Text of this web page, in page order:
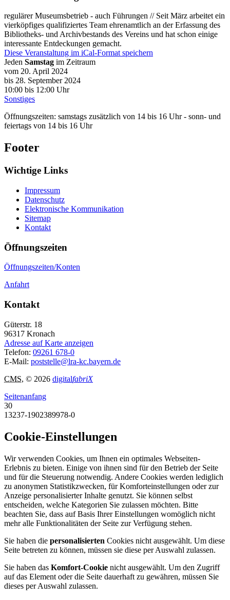
regulärer Museumsbetrieb - auch Führungen // Seit März arbeitet ein
vierköpfiges qualifiziertes Team ehrenamtlich an der Erfassung des
Bibliotheks- und Archivbestands des Vereins und hat schon einige
interessante Entdeckungen gemacht.
Diese Veranstaltung im iCal-Format speichern
Jeden Samstag im Zeitraum
vom 20. April 2024
bis 28. September 2024
10:00 bis 12:00 Uhr
Sonstiges
Öffnungszeiten: samstags zusätzlich von 14 bis 16 Uhr - sonn- und
feiertags von 14 bis 16 Uhr
Footer
Wichtige Links
Impressum
Datenschutz
Elektronische Kommunikation
Sitemap
Kontakt
Öffnungszeiten
Öffnungszeiten/Konten
Anfahrt
Kontakt
Güterstr. 18
96317 Kronach
Adresse auf Karte anzeigen
Telefon: 09261 678-0
E-Mail: poststelle@lra-kc.bayern.de
CMS, © 2026 digitalfabriX
Seitenanfang
30
13237-1902389978-0
Cookie-Einstellungen
Wir verwenden Cookies, um Ihnen ein optimales Webseiten-
Erlebnis zu bieten. Einige von ihnen sind für den Betrieb der Seite
und für die Steuerung notwendig. Andere Cookies werden lediglich
zu anonymen Statistikzwecken, für Komforteinstellungen oder zur
Anzeige personalisierter Inhalte genutzt. Sie können selbst
entscheiden, welche Kategorien Sie zulassen möchten. Bitte
beachten Sie, dass auf Basis Ihrer Einstellungen womöglich nicht
mehr alle Funktionalitäten der Seite zur Verfügung stehen.
Sie haben die personalisierten Cookies nicht ausgewählt. Um diese
Seite betreten zu können, müssen sie diese per Auswahl zulassen.
Sie haben das Komfort-Cookie nicht ausgewählt. Um den Zugriff
auf das Element oder die Seite dauerhaft zu gewähren, müssen Sie
dieses per Auswahl zulassen.